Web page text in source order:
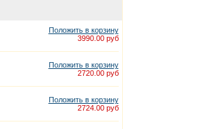
Положить в корзину
3990.00 руб
Положить в корзину
2720.00 руб
Положить в корзину
2724.00 руб